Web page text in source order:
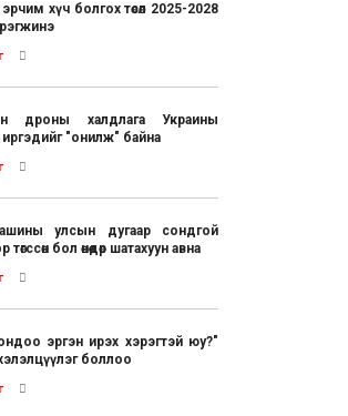
хүч болгох төсөл 2025-2028
дроны халдлага Украины
иргэдийг "онилж" байна
улсын дугаар сондгой
бол өнөөдөр шатахуун авна
эргэн ирэх хэрэгтэй юу?"
боллоо